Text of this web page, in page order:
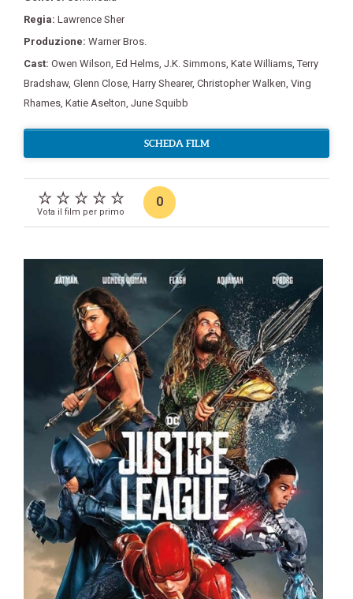
Regia: Lawrence Sher
Produzione: Warner Bros.
Cast: Owen Wilson Ed Helms J.K. Simmons Kate Williams ,Terry
Bradshaw, Glenn Close Harry Shearer, Christopher Walken Ving
Rhames Katie Aselton June Squibb
SCHEDA FILM
Vota il film per primo
0